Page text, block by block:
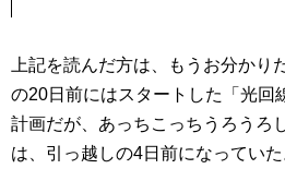
上記を読んだ方は、もうお分かり
の20日前にはスタートした「光回
計画だが、あっちこっちうろうろ
は、引っ越しの4日前になっていた